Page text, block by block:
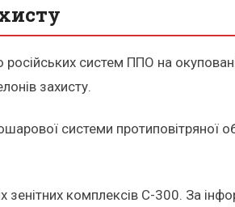
систем ППО на
захисту.
системи протиповітряної
комплексів С-300. За